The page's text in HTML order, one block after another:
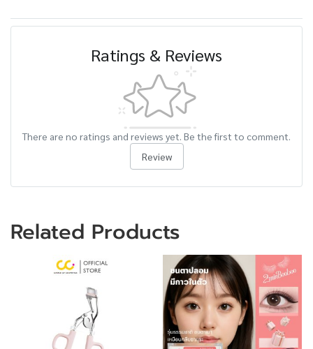
Ratings & Reviews
There are no ratings and reviews yet. Be the first to comment.
Review
Related Products